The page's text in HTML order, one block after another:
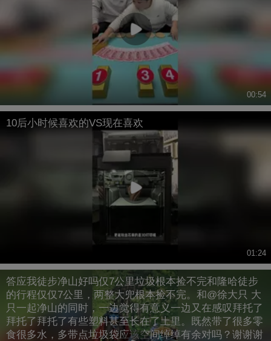
00:54
10后小时候喜欢的VS现在喜欢
01:24
答应我徒步净山好吗仅7公里垃圾根本捡不完和隆哈徒步
的行程仅仅7公里，两整大兜根本捡不完。和@徐大只 大
只一起净山的同时，一边觉得有意义一边又在感叹️拜托了
拜托了拜托了有些塑料甚至长在了土里。既然带了很多零
食很多水，多带点垃圾袋应该空间绰绰有余对吗？谢谢谢